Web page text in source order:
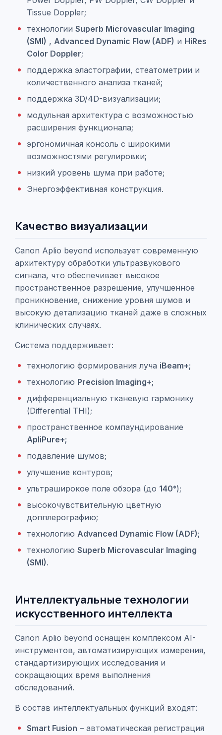
Tissue Doppler;
технологии Superb Microvascular Imaging
(SMI) , Advanced Dynamic Flow (ADF) и HiRes
Color Doppler;
поддержка эластографии, стеатометрии и
количественного анализа тканей;
поддержка 3D/4D-визуализации;
модульная архитектура с возможностью
расширения функционала;
эргономичная консоль с широкими
возможностями регулировки;
низкий уровень шума при работе;
Энергоэффективная конструкция.
Качество визуализации
Canon Aplio beyond использует современную
архитектуру обработки ультразвукового
сигнала, что обеспечивает высокое
пространственное разрешение, улучшенное
проникновение, снижение уровня шумов и
высокую детализацию тканей даже в сложных
клинических случаях.
Система поддерживает:
технологию формирования луча iBeam+;
технологию Precision Imaging+;
дифференциальную тканевую гармонику
(Differential THI);
пространственное компаундирование
ApliPure+;
подавление шумов;
улучшение контуров;
ультраширокое поле обзора (до 140°);
высокочувствительную цветную
допплерографию;
технологию Advanced Dynamic Flow (ADF);
технологию Superb Microvascular Imaging
(SMI).
Интеллектуальные технологии
искусственного интеллекта
Canon Aplio beyond оснащен комплексом AI-
инструментов, автоматизирующих измерения,
стандартизирующих исследования и
сокращающих время выполнения
обследований.
В состав интеллектуальных функций входят:
Smart Fusion – автоматическая регистрация